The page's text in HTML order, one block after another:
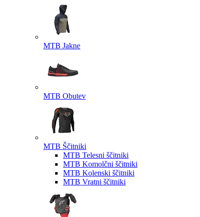
MTB Jakne
MTB Obutev
MTB Ščitniki
MTB Telesni ščitniki
MTB Komolčni ščitniki
MTB Kolenski ščitniki
MTB Vratni ščitniki